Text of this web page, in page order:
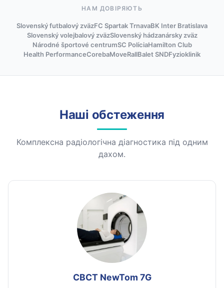
НАМ ДОВІРЯЮТЬ
Slovenský futbalový zväzFC Spartak TrnavaBK Inter Bratislava
Slovenský volejbalový zväzSlovenský hádzanársky zväz
Národné športové centrumSC PolíciaHamilton Club
Health PerformanceCorebaMoveRallBalet SNDFyzioklinik
Наші обстеження
Комплексна радіологічна діагностика під одним
дахом.
CBCT NewTom 7G